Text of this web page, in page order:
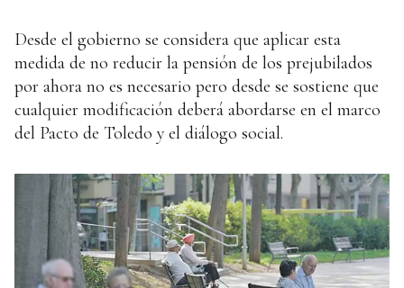
Desde el gobierno se considera que aplicar esta
medida de no reducir la pensión de los prejubilados
por ahora no es necesario pero desde se sostiene que
cualquier modificación deberá abordarse en el marco
del Pacto de Toledo y el diálogo social.